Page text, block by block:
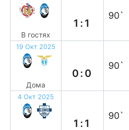
В гостях
1:1
90`
19 Окт 2025
Дома
0:0
90`
4 Окт 2025
1:1
90`